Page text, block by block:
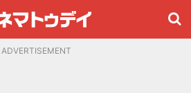
ADVERTISEMENT